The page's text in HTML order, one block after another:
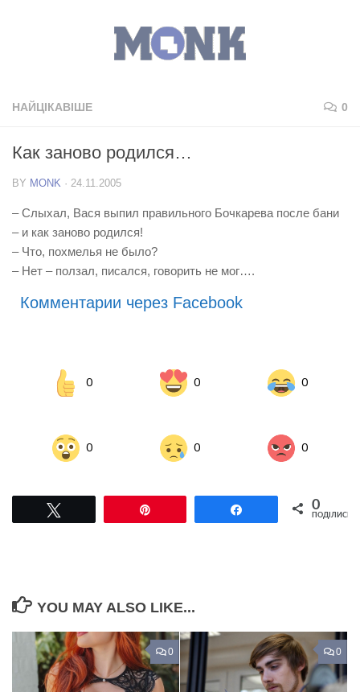
НАЙЦІКАВІШЕ 0
Как заново родился…
BY MONK · 24.11.2005
– Слыхал, Вася выпил правильного Бочкарева после бани
– и как заново родился!
– Что, похмелья не было?
– Нет – ползал, писался, говорить не мог….
Комментарии через Facebook
0 0 0
0 0 0
Поділитися0
ПОДІЛИСЬ
YOU MAY ALSO LIKE...
0 0